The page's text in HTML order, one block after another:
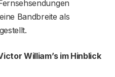
Bandbreite als
William’s im Hinblick